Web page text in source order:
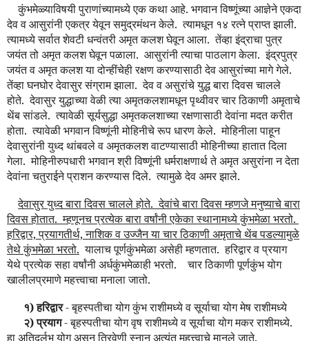
कुंभमेळ्याविषयी पुराणांच्यामध्येएक कथा आहे. भगवान विष्णूंच्या आज्ञेने एकदा
देव व आसुरांनी एकत्र येवून समुद्रमंथन केले. त्यामधून १४ रत्ने प्राप्त झाली.
त्यामध्ये सर्वात शेवटी धन्वंतरी अमृत कलश घेवून आला. तेंव्हा इंद्राचा पुत्र
जयंत तो अमृत कलश घेवून पळाला. आसुरांनी त्याचा पाठलाग केला. इंद्रपुत्र
जयंत व अमृत कलश या दोन्हींचेही रक्षण करण्यासाठी देव आसुरांच्या मागे गेले.
तेंव्हा घनघोर देवासुर संग्राम झाला. देव व असुरांचे युद्ध बारा दिवस चालले
होते. देवासुर युद्धाच्या वेळी त्या अमृतकलशामधून पृथ्वीवर चार ठिकाणी अमृताचे
थेंब सांडले. त्यावेळी सूर्यसुद्धा अमृतकलशाच्या रक्षणासाठी देवांना मदत करीत
होता. त्यावेळी भगवान विष्णूंनी मोहिनीचे रूप धारण केले. मोहिनीला पाहून
देवासुरांनी युध्द थांबवले व अमृतकलश वाटण्यासाठी मोहिनीच्या हातात दिला
गेला. मोहिनीरुपधारी भगवान श्री विष्णूंनी धर्मराक्षणार्थ ते अमृत असुरांना न देता
देवांना चतुराईने प्राशन करण्यास दिले. त्यामुळे देव अमर झाले.
देवासुर युध्द बारा दिवस चालले होते. देवांचे बारा दिवस म्हणजे मनुष्याचे बारा
दिवस होतात. म्हणूनच प्रत्येक बारा वर्षांनी एकेका स्थानामध्ये कुंभमेळा भरतो.
हरिद्वार, प्रयागतीर्थ, नाशिक व उज्जैन या चार ठिकाणी अमृताचे थेंब पडल्यामुळे
तेथे कुंभमेळा भरतो. यालाच पूर्णकुंभमेळा असेही म्हणतात. हरिद्वार व प्रयाग
येथे प्रत्येक सहा वर्षांनी अर्धकुंभमेळाही भरतो.
चार ठिकाणी पूर्णकुंभ योग
खालीलप्रमाणे महत्त्वाचा मनाला जातो.
१)हरिद्वार- बृहस्पतीचा योग कुंभ राशीमध्ये व सूर्याचा योग मेष राशीमध्ये
२) प्रयाग- बृहस्पतीचा योग वृष राशीमध्ये व सूर्याचा योग मकर राशीमध्ये.
हा अतिदुर्लभ योग असून त्रिवेणी स्नान अत्यंत महत्त्वाचे मानले जाते.